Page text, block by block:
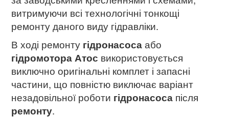
витримуючи всі технологічні тонкощі
ремонту даного виду гідравліки.
В ході ремонту гідронасосаабо
гідромотора Атос використовується
виключно оригінальні комплет і запасні
частини, що повністю виключає варіант
незадовільної роботи гідронасоса після
ремонту.